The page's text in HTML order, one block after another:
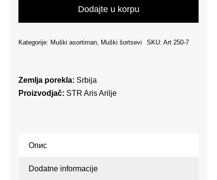
količina
Dodajte u korpu
Kategorije: Muški asortiman, Muški šortsevi SKU: Art 250-7
Zemlja porekla: Srbija
Proizvodjač: STR Aris Arilje
Опис
Dodatne informacije